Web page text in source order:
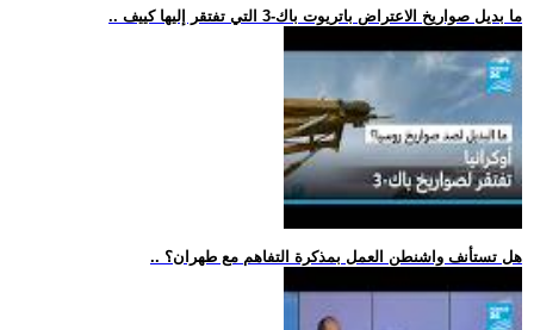
.. ما بديل صواريخ الاعتراض باتريوت باك-3 التي تفتقر إليها كييف
.. هل تستأنف واشنطن العمل بمذكرة التفاهم مع طهران؟